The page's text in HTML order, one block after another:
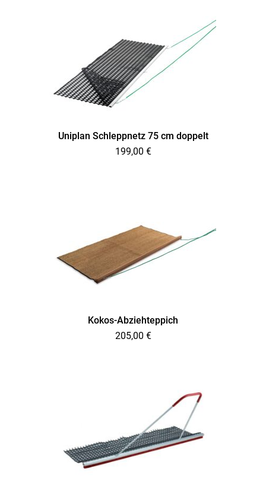
Uniplan Schleppnetz 75 cm doppelt
199,00 €
Kokos-Abziehteppich
205,00 €